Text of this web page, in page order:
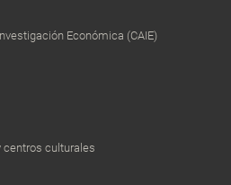
Económica (CAIE)
centros culturales